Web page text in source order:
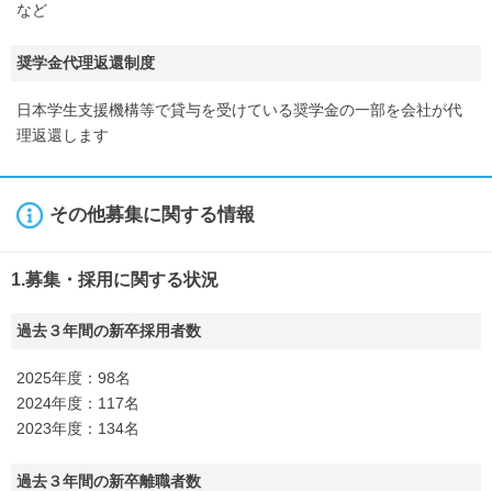
など
奨学金代理返還制度
日本学生支援機構等で貸与を受けている奨学金の一部を会社が代
理返還します
その他募集に関する情報
1.募集・採用に関する状況
過去３年間の新卒採用者数
2025年度：98名
2024年度：117名
2023年度：134名
過去３年間の新卒離職者数